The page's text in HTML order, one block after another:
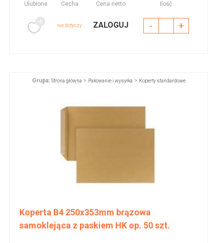
Ulubione Cecha Cena netto Ilość
nie dotyczy ZALOGUJ - +
Grupa: Strona główna > Pakowanie i wysyłka > Koperty standardowe
Koperta B4 250x353mm brązowa
samoklejąca z paskiem HK op. 50 szt.